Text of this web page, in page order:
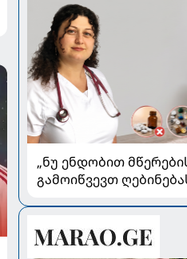
„ნუ ენდობით
გამოიწვევთ
პედიატრ სალომე
რჩევები